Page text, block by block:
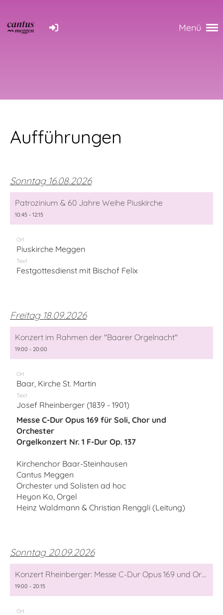
Menü
Aufführungen
Sonntag 16.08.2026
Patrozinium & 60 Jahre Weihe Piuskirche
10:45 - 12:15
Ort
Piuskirche Meggen
Text
Festgottesdienst mit Bischof Felix
Freitag 18.09.2026
Konzert im Rahmen der "Baarer Orgelnacht"
19:00 - 20:00
Ort
Baar, Kirche St. Martin
Text
Josef Rheinberger (1839 - 1901)
Messe C-Dur Opus 169 für Soli, Chor und
Orchester
Orgelkonzert Nr. 1 F-Dur Op. 137
Kirchenchor Baar-Steinhausen
Cantus Meggen
Orchester und Solisten ad hoc
Heyon Ko, Orgel
Heinz Waldmann & Christian Renggli (Leitung)
Sonntag 20.09.2026
Konzert Rheinberger: Messe C-Dur Opus 169 und Orgelkonzert Nr. 1 F-Dur Op. 137
19:00 - 20:15
Ort